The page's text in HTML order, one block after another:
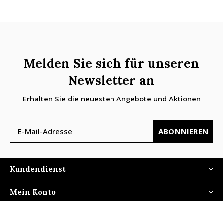
Melden Sie sich für unseren
Newsletter an
Erhalten Sie die neuesten Angebote und Aktionen
ABONNIEREN
Kundendienst
Mein Konto